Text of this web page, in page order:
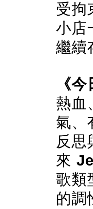
受拘
小店
繼續
《
熱血
氣、
反思
來
歌類
的調